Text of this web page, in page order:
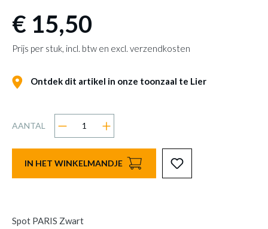
€ 15,50
Prijs per stuk, incl. btw en excl. verzendkosten
Ontdek dit artikel in onze toonzaal te Lier
AANTAL
IN HET WINKELMANDJE
Spot PARIS Zwart